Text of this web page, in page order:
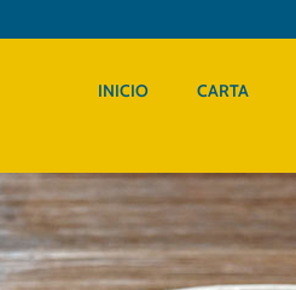
INICIO CARTA